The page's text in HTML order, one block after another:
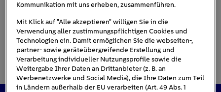
Kommunikation mit uns erheben, zusammenführen.
Mit Klick auf "Alle akzeptieren" willigen Sie in die
Verwendung aller zustimmungspflichtigen Cookies und
Technologien ein. Damit ermöglichen Sie die webseiten-,
partner- sowie geräteübergreifende Erstellung und
Verarbeitung individueller Nutzungsprofile sowie die
Weitergabe Ihrer Daten an Drittanbieter (z. B. an
Werbenetzwerke und Social Media), die Ihre Daten zum Teil
in Ländern außerhalb der EU verarbeiten (Art. 49 Abs. 1